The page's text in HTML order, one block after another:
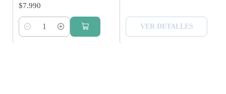
$7.990
Cantidad
VER DETALLES